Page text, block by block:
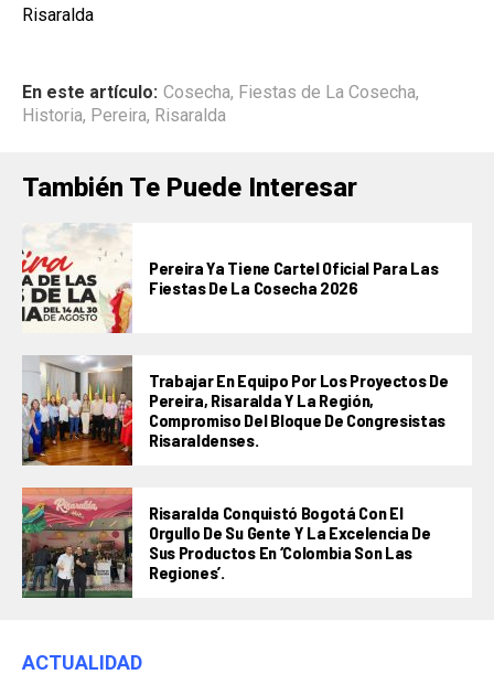
Risaralda
En este artículo: Cosecha, Fiestas de La Cosecha,
Historia, Pereira, Risaralda
También Te Puede Interesar
Pereira Ya Tiene Cartel Oficial Para Las
Fiestas De La Cosecha 2026
Trabajar En Equipo Por Los Proyectos De
Pereira, Risaralda Y La Región,
Compromiso Del Bloque De Congresistas
Risaraldenses.
Risaralda Conquistó Bogotá Con El
Orgullo De Su Gente Y La Excelencia De
Sus Productos En ‘Colombia Son Las
Regiones’.
ACTUALIDAD